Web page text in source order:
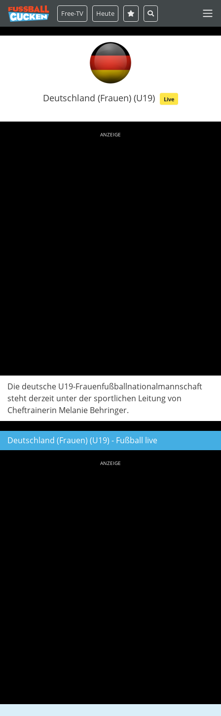
Free-TV Heute
Deutschland (Frauen) (U19) Live
ANZEIGE
Die deutsche U19-Frauenfußballnationalmannschaft
steht derzeit unter der sportlichen Leitung von
Cheftrainerin Melanie Behringer.
Deutschland (Frauen) (U19) - Fußball live
ANZEIGE